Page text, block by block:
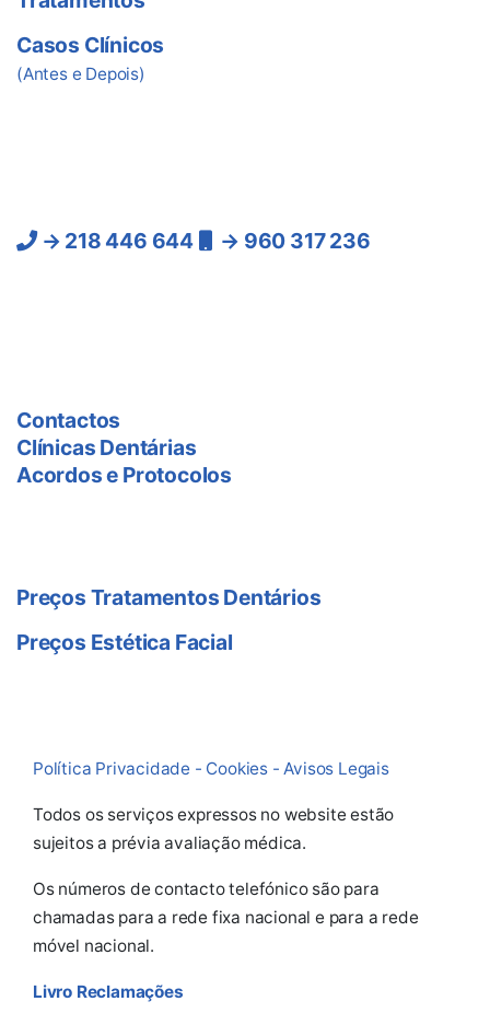
Casos Clínicos
(Antes e Depois)
→ 218 446 644
→ 960 317 236
Contactos
Clínicas Dentárias
Acordos e Protocolos
Preços Tratamentos Dentários
Preços Estética Facial
Política Privacidade - Cookies - Avisos Legais
Todos os serviços expressos no website estão
sujeitos a prévia avaliação médica.
Os números de contacto telefónico são para
chamadas para a rede fixa nacional e para a rede
móvel nacional.
Livro Reclamações